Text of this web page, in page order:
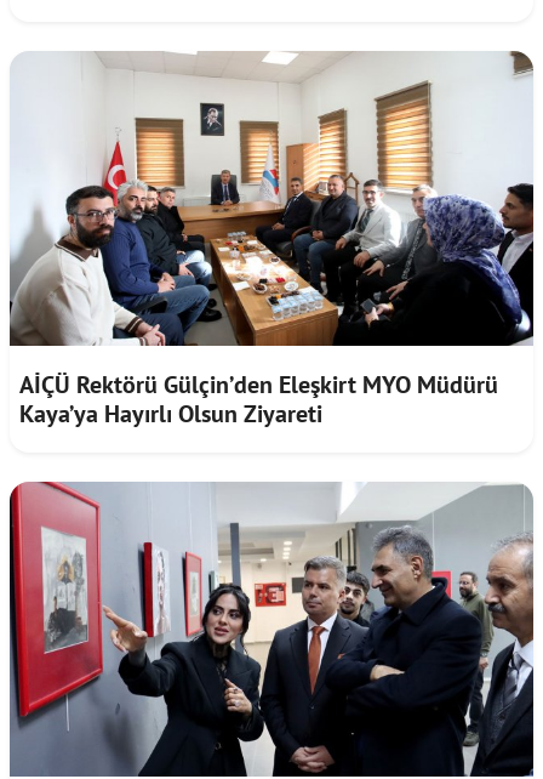
AİÇÜ Rektörü Gülçin’den Eleşkirt MYO Müdürü
Kaya’ya Hayırlı Olsun Ziyareti